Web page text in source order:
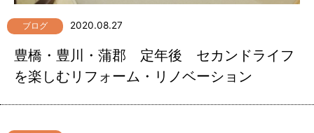
ブログ 2020.08.27
豊橋・豊川・蒲郡 定年後 セカンドライフ
を楽しむリフォーム・リノベーション